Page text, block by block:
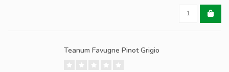
Teanum Favugne Pinot Grigio